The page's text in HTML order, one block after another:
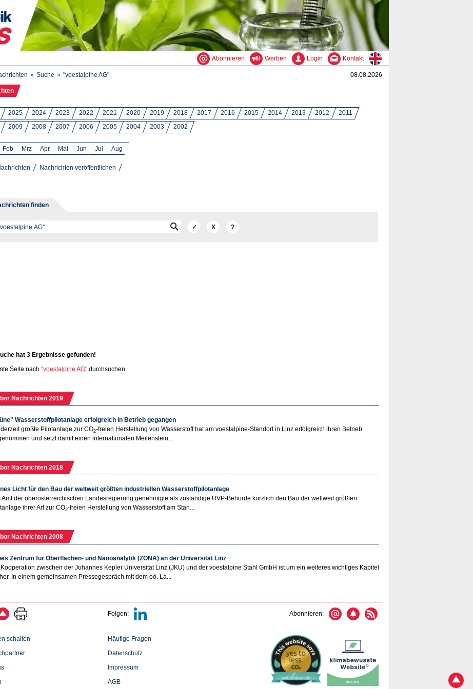
Abonnieren Werben Login Kontakt
Suche "voestalpine AG" 08.08.2026
2025 2024 2023 2022 2021 2020 2019 2018 2017 2016 2015 2014 2013 2012
2011
2009 2008 2007 2006 2005 2004 2003 2002
Feb Mrz Apr Mai Jun Jul Aug
Nachrichten veröffentlichen
finden
hat 3 Ergebnisse gefunden!
Seite nach "voestalpine AG" durchsuchen
Nachrichten 2019
Wasserstoffpilotanlage erfolgreich in Betrieb gegangen
derzeit größte Pilotanlage zur CO2-freien Herstellung von Wasserstoff hat am voestalpine-Standort in Linz erfolgreich ihren Betrieb
und setzt damit einen internationalen Meilenstein...
Nachrichten 2018
Licht für den Bau der weltweit größten industriellen Wasserstoffpilotanlage
Amt der oberösterreichischen Landesregierung genehmigte als zuständige UVP-Behörde kürzlich den Bau der weltweit größten
ihrer Art zur CO2-freien Herstellung von Wasserstoff am Stan...
Nachrichten 2008
Zentrum für Oberflächen- und Nanoanalytik (ZONA) an der Universität Linz
Kooperation zwischen der Johannes Kepler Universität Linz (JKU) und der voestalpine Stahl GmbH ist um ein weiteres wichtiges Kapitel
In einem gemeinsamen Pressegespräch mit dem oö. La...
Folgen: Abonnieren:
schalten
Häufige Fragen
Datenschutz
Impressum
AGB